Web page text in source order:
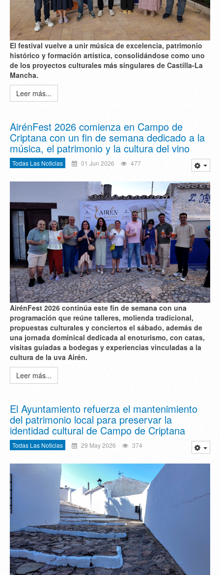
El festival vuelve a unirmúsica de excelencia, patrimonio
histórico y formación artística, consolidándose como uno
de los proyectos culturales más singulares de Castilla-La
Mancha.
Leer más...
AirénFest 2026 comienza en Campo de
Criptana con un fin de semana dedicado a la
música, el patrimonio y la cultura del vino
Todas Las Noticias 01 Jun 2026 477
AirénFest 2026 continúa este fin de semana con una
programación que reúne talleres, molienda tradicional,
propuestas culturales y conciertos el sábado, además de
una jornada dominical dedicada al enoturismo, con catas,
visitas guiadas a bodegas y experiencias vinculadas a la
cultura de la uva Airén.
Leer más...
El Ayuntamiento refuerza el mantenimiento
del patrimonio local para preservar la
identidad cultural de Campo de Criptana
Todas Las Noticias 29 May 2026 374